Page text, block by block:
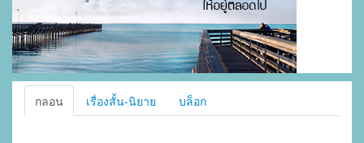
กลอน เรื่องสั้น-นิยาย บล็อก